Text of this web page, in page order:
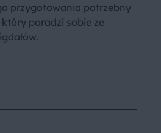
przygotowania potrzebny
poradzi sobie ze